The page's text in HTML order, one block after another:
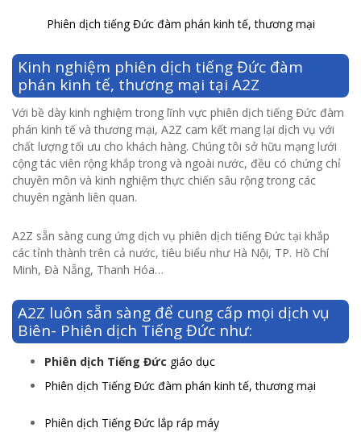
Phiên dịch tiếng Đức đàm phán kinh tế, thương mại
Kinh nghiệm phiên dịch tiếng Đức đàm
phán kinh tế, thương mại tại A2Z
Với bề dày kinh nghiệm trong lĩnh vực phiên dịch tiếng Đức đàm
phán kinh tế và thương mại, A2Z cam kết mang lại dịch vụ với
chất lượng tối ưu cho khách hàng. Chúng tôi sở hữu mạng lưới
cộng tác viên rộng khắp trong và ngoài nước, đều có chứng chỉ
chuyên môn và kinh nghiệm thực chiến sâu rộng trong các
chuyên ngành liên quan.
A2Z sẵn sàng cung ứng dịch vụ phiên dịch tiếng Đức tại khắp
các tỉnh thành trên cả nước, tiêu biểu như Hà Nội, TP. Hồ Chí
Minh, Đà Nẵng, Thanh Hóa…
A2Z luôn sẵn sàng để cung cấp mọi dịch vụ
Biên- Phiên dịch Tiếng Đức như:
Phiên dịch Tiếng Đức giáo dục
Phiên dịch Tiếng Đức đàm phán kinh tế, thương mại
Phiên dịch Tiếng Đức lắp ráp máy